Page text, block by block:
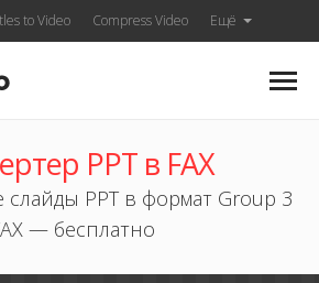
to Video Compress Video Ещё
PPT в FAX
слайды PPT в формат Group 3
— бесплатно